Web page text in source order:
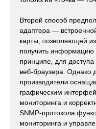
Второй способ
адаптера —
карты, позволяющей
получить
принципе, для
веб-браузера. Однако
производители
графическим
мониторинга и
SNMP-протокола
мониторинга и